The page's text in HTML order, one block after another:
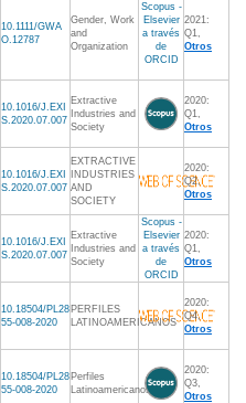
10.1111/GWA
O.12787
Gender, Work
and
Organization
Scopus -
Elsevier
a través
de
ORCID
2021:
Q1,
Otros
10.1016/J.EXI
S.2020.07.007
Extractive
Industries and
Society
2020:
Q1,
Otros
10.1016/J.EXI
S.2020.07.007
EXTRACTIVE
INDUSTRIES
AND
SOCIETY
2020:
Q2,
Otros
10.1016/J.EXI
S.2020.07.007
Extractive
Industries and
Society
Scopus -
Elsevier
a través
de
ORCID
2020:
Q1,
Otros
10.18504/PL28
55-008-2020
PERFILES
LATINOAMERICANOS
2020:
Q4,
Otros
10.18504/PL28
55-008-2020
Perfiles
Latinoamericanos
2020:
Q3,
Otros